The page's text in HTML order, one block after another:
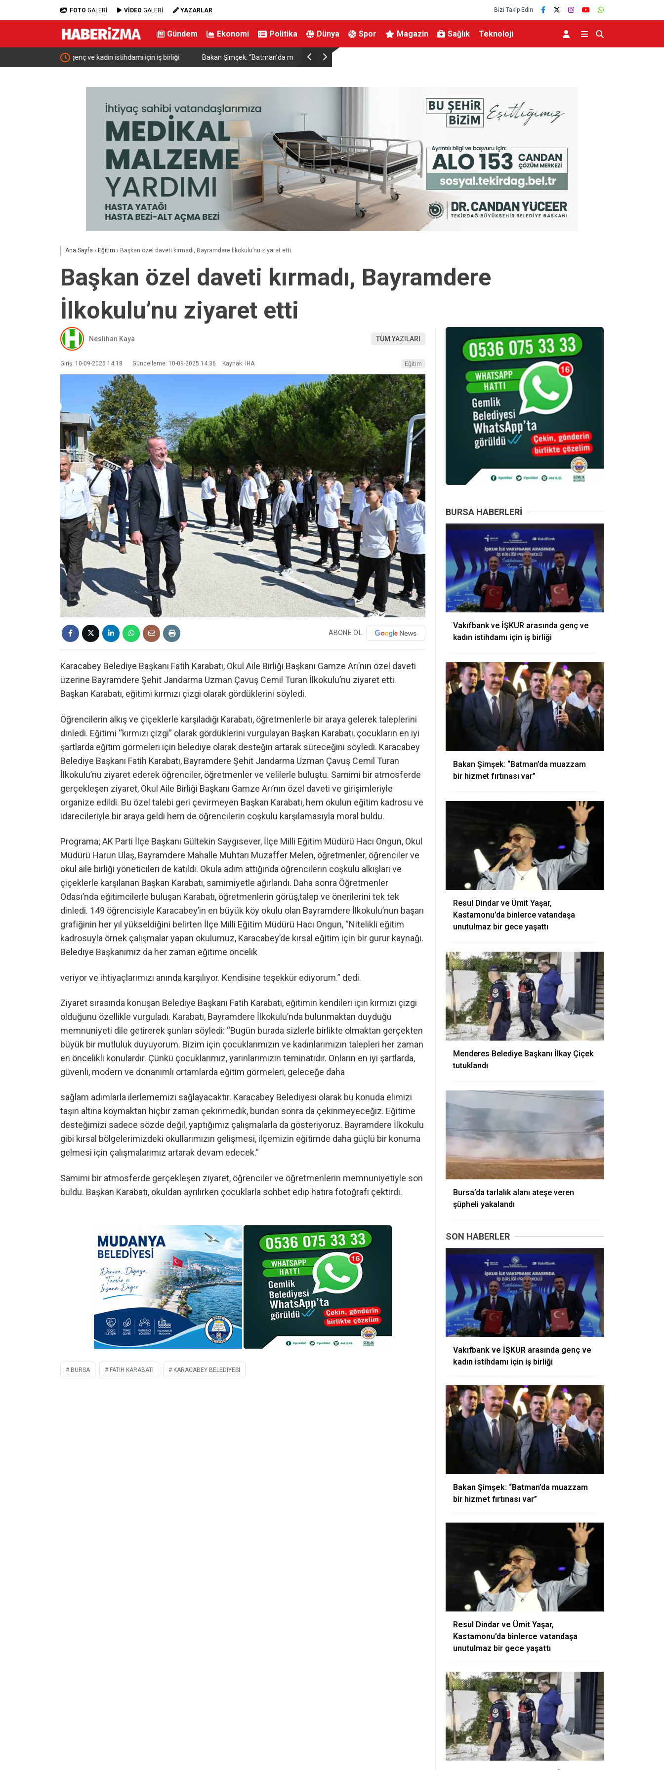
FOTO GALERİ VİDEO GALERİ YAZARLAR Bizi Takip Edin
Gündem Ekonomi Politika Dünya Spor Magazin Sağlık Teknoloji
Bakan Şimşek: “Batman’da muazzam bir hizmet fırtınası var” Resul Dindar ve Ümit Yaşar, Kastamonu’da binlerce vatandaşa
Ana Sayfa › Eğitim › Başkan özel daveti kırmadı, Bayramdere İlkokulu’nu ziyaret etti
Başkan özel daveti kırmadı, Bayramdere
İlkokulu’nu ziyaret etti
Neslihan Kaya TÜM YAZILARI
Giriş: 10-09-2025 14:18 Güncelleme: 10-09-2025 14:36 Kaynak: İHA Eğitim
ABONE OL
Karacabey Belediye Başkanı Fatih Karabatı, Okul Aile Birliği Başkanı Gamze Arı’nın özel daveti
üzerine Bayramdere Şehit Jandarma Uzman Çavuş Cemil Turan İlkokulu’nu ziyaret etti.
Başkan Karabatı, eğitimi kırmızı çizgi olarak gördüklerini söyledi.
Öğrencilerin alkış ve çiçeklerle karşıladığı Karabatı, öğretmenlerle bir araya gelerek taleplerini
dinledi. Eğitimi “kırmızı çizgi” olarak gördüklerini vurgulayan Başkan Karabatı, çocukların en iyi
şartlarda eğitim görmeleri için belediye olarak desteğin artarak süreceğini söyledi. Karacabey
Belediye Başkanı Fatih Karabatı, Bayramdere Şehit Jandarma Uzman Çavuş Cemil Turan
İlkokulu’nu ziyaret ederek öğrenciler, öğretmenler ve velilerle buluştu. Samimi bir atmosferde
gerçekleşen ziyaret, Okul Aile Birliği Başkanı Gamze Arı’nın özel daveti ve girişimleriyle
organize edildi. Bu özel talebi geri çevirmeyen Başkan Karabatı, hem okulun eğitim kadrosu ve
idarecileriyle bir araya geldi hem de öğrencilerin coşkulu karşılamasıyla moral buldu.
Programa; AK Parti İlçe Başkanı Gültekin Saygısever, İlçe Milli Eğitim Müdürü Hacı Ongun, Okul
Müdürü Harun Ulaş, Bayramdere Mahalle Muhtarı Muzaffer Melen, öğretmenler, öğrenciler ve
okul aile birliği yöneticileri de katıldı. Okula adım attığında öğrencilerin coşkulu alkışları ve
çiçeklerle karşılanan Başkan Karabatı, samimiyetle ağırlandı. Daha sonra Öğretmenler
Odası’nda eğitimcilerle buluşan Karabatı, öğretmenlerin görüş,talep ve önerilerini tek tek
dinledi. 149 öğrencisiyle Karacabey’in en büyük köy okulu olan Bayramdere İlkokulu’nun başarı
grafiğinin her yıl yükseldiğini belirten İlçe Milli Eğitim Müdürü Hacı Ongun, “Nitelikli eğitim
kadrosuyla örnek çalışmalar yapan okulumuz, Karacabey’de kırsal eğitim için bir gurur kaynağı.
Belediye Başkanımız da her zaman eğitime öncelik
veriyor ve ihtiyaçlarımızı anında karşılıyor. Kendisine teşekkür ediyorum.” dedi.
Ziyaret sırasında konuşan Belediye Başkanı Fatih Karabatı, eğitimin kendileri için kırmızı çizgi
olduğunu özellikle vurguladı. Karabatı, Bayramdere İlkokulu’nda bulunmaktan duyduğu
memnuniyeti dile getirerek şunları söyledi: “Bugün burada sizlerle birlikte olmaktan gerçekten
büyük bir mutluluk duyuyorum. Bizim için çocuklarımızın ve kadınlarımızın talepleri her zaman
en öncelikli konulardır. Çünkü çocuklarımız, yarınlarımızın teminatıdır. Onların en iyi şartlarda,
güvenli, modern ve donanımlı ortamlarda eğitim görmeleri, geleceğe daha
sağlam adımlarla ilerlememizi sağlayacaktır. Karacabey Belediyesi olarak bu konuda elimizi
taşın altına koymaktan hiçbir zaman çekinmedik, bundan sonra da çekinmeyeceğiz. Eğitime
desteğimizi sadece sözde değil, yaptığımız çalışmalarla da gösteriyoruz. Bayramdere İlkokulu
gibi kırsal bölgelerimizdeki okullarımızın gelişmesi, ilçemizin eğitimde daha güçlü bir konuma
gelmesi için çalışmalarımız artarak devam edecek.”
Samimi bir atmosferde gerçekleşen ziyaret, öğrenciler ve öğretmenlerin memnuniyetiyle son
buldu. Başkan Karabatı, okuldan ayrılırken çocuklarla sohbet edip hatıra fotoğrafı çektirdi.
BURSA FATIH KARABATI KARACABEY BELEDIYESI
BURSA HABERLERI
Vakıfbank ve İŞKUR arasında genç ve
kadın istihdamı için iş birliği
Bakan Şimşek: “Batman’da muazzam
bir hizmet fırtınası var”
Resul Dindar ve Ümit Yaşar,
Kastamonu’da binlerce vatandaşa
unutulmaz bir gece yaşattı
Menderes Belediye Başkanı İlkay Çiçek
tutuklandı
Bursa’da tarlalık alanı ateşe veren
şüpheli yakalandı
SON HABERLER
Vakıfbank ve İŞKUR arasında genç ve
kadın istihdamı için iş birliği
Bakan Şimşek: “Batman’da muazzam
bir hizmet fırtınası var”
Resul Dindar ve Ümit Yaşar,
Kastamonu’da binlerce vatandaşa
unutulmaz bir gece yaşattı